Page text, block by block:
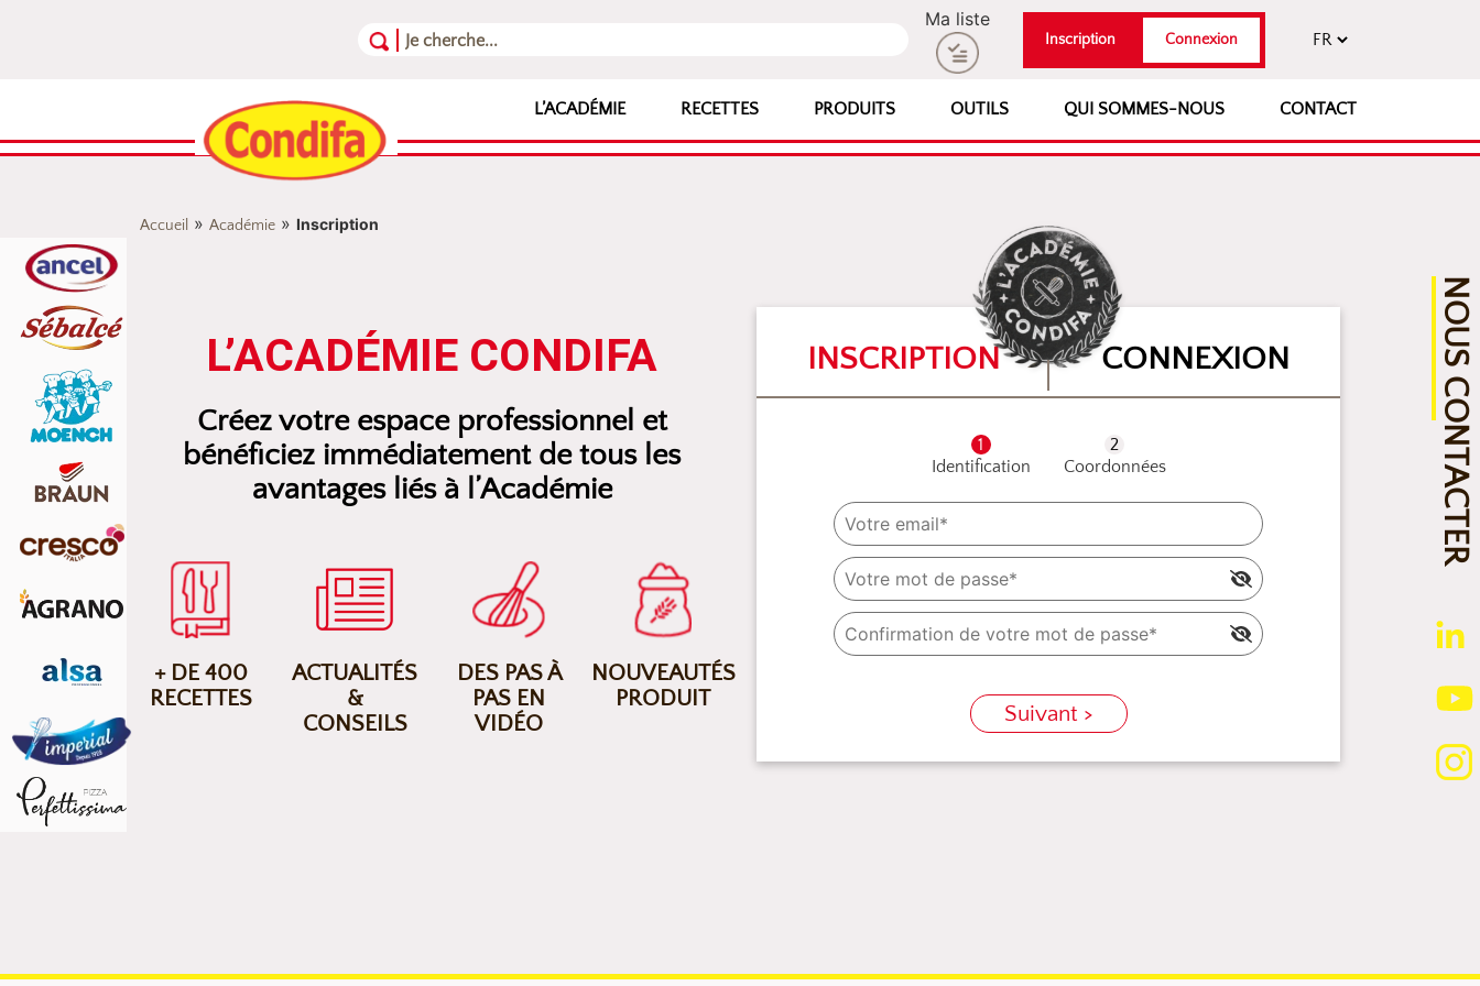
Ma liste
Inscription Connexion
L’ACADÉMIE RECETTES PRODUITS OUTILS QUI SOMMES-NOUS CONTACT
NOUS CONTACTER
Accueil » Académie » Inscription
L’ACADÉMIE CONDIFA
Créez votre espace professionnel et
bénéficiez immédiatement de tous les
avantages liés à l’Académie
+ DE 400
RECETTES
ACTUALITÉS
&
CONSEILS
DES PAS À
PAS EN
VIDÉO
NOUVEAUTÉS
PRODUIT
INSCRIPTION CONNEXION
Identification Coordonnées
Suivant >